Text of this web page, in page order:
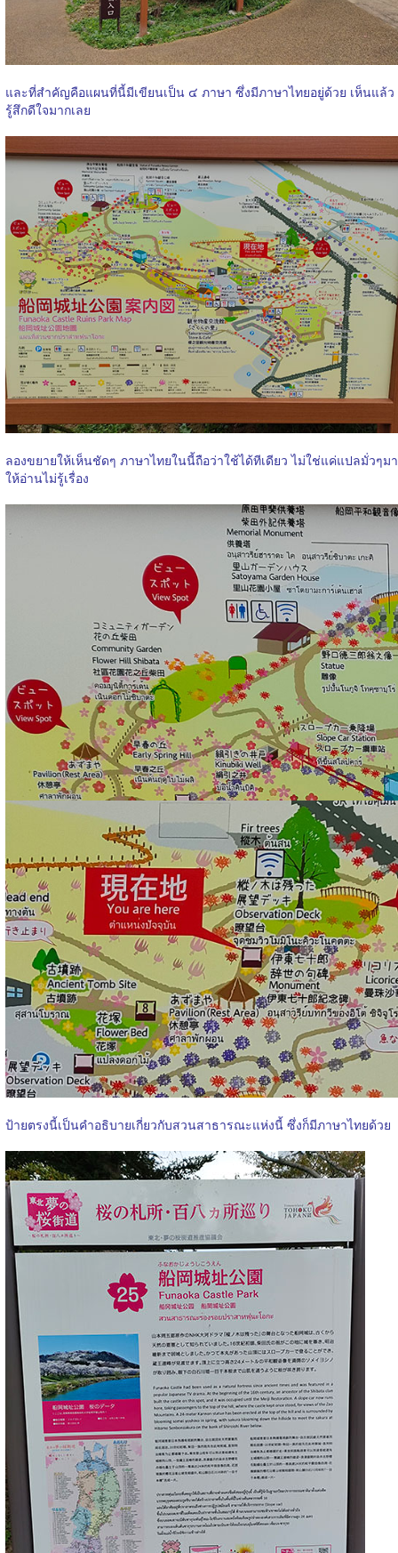
และที่สำคัญคือแผนที่นี้มีเขียนเป็น ๔ ภาษา ซึ่งมีภาษาไทยอยู่ด้วย เห็นแล้ว
รู้สึกดีใจมากเลย
ลองขยายให้เห็นชัดๆ ภาษาไทยในนี้ถือว่าใช้ได้ทีเดียว ไม่ใช่แค่แปลมั่วๆมา
ให้อ่านไม่รู้เรื่อง
ป้ายตรงนี้เป็นคำอธิบายเกี่ยวกับสวนสาธารณะแห่งนี้ ซึ่งก็มีภาษาไทยด้วย